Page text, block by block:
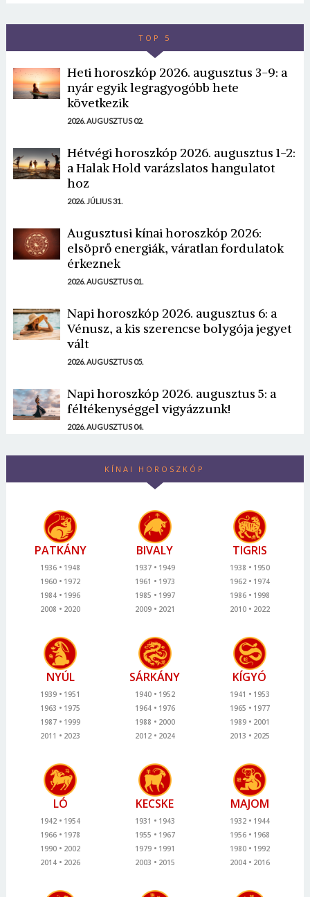
TOP 5
Heti horoszkóp 2026. augusztus 3-9: a
nyár egyik legragyogóbb hete
következik
2026. AUGUSZTUS 02.
Hétvégi horoszkóp 2026. augusztus 1-2:
a Halak Hold varázslatos hangulatot
hoz
2026. JÚLIUS 31.
Augusztusi kínai horoszkóp 2026:
elsöprő energiák, váratlan fordulatok
érkeznek
2026. AUGUSZTUS 01.
Napi horoszkóp 2026. augusztus 6: a
Vénusz, a kis szerencse bolygója jegyet
vált
2026. AUGUSZTUS 05.
Napi horoszkóp 2026. augusztus 5: a
féltékenységgel vigyázzunk!
2026. AUGUSZTUS 04.
KÍNAI HOROSZKÓP
PATKÁNY
1936
1948
1960
1972
1984
1996
2008
2020
BIVALY
1937
1949
1961
1973
1985
1997
2009
2021
TIGRIS
1938
1950
1962
1974
1986
1998
2010
2022
NYÚL
1939
1951
1963
1975
1987
1999
2011
2023
SÁRKÁNY
1940
1952
1964
1976
1988
2000
2012
2024
KÍGYÓ
1941
1953
1965
1977
1989
2001
2013
2025
LÓ
1942
1954
1966
1978
1990
2002
2014
2026
KECSKE
1931
1943
1955
1967
1979
1991
2003
2015
MAJOM
1932
1944
1956
1968
1980
1992
2004
2016